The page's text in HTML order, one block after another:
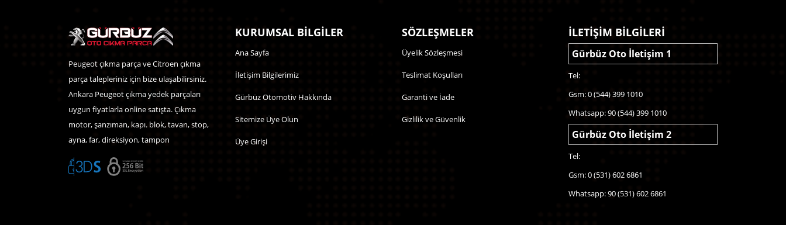
Peugeot çıkma parça ve Citroen çıkma
parça talepleriniz için bize ulaşabilirsiniz.
Ankara Peugeot çıkma yedek parçaları
uygun fiyatlarla online satışta. Çıkma
motor, şanzıman, kapı. blok, tavan, stop,
ayna, far, direksiyon, tampon
KURUMSAL BİLGİLER
Ana Sayfa
İletişim Bilgilerimiz
Gürbüz Otomotiv Hakkında
Sitemize Üye Olun
Üye Girişi
SÖZLEŞMELER
Üyelik Sözleşmesi
Teslimat Koşulları
Garanti ve İade
Gizlilik ve Güvenlik
İLETİŞİM BİLGİLERİ
Gürbüz Oto İletişim 1
Tel:
Gsm: 0 (544) 399 1010
Whatsapp: 90 (544) 399 1010
Gürbüz Oto İletişim 2
Tel:
Gsm: 0 (531) 602 6861
Whatsapp: 90 (531) 602 6861